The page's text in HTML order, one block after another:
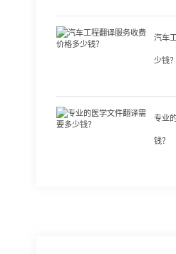
汽车
少钱？
专业
钱？